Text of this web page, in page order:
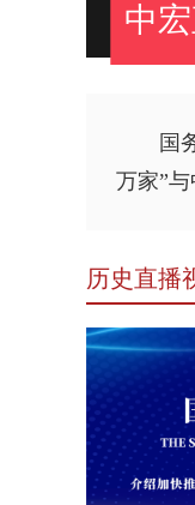
中
国
万家”与
历史直播